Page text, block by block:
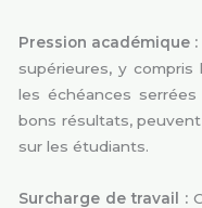
Pression académique :
supérieures, y
les échéances
bons résultats,
sur les étudiants.
Surcharge de travail :